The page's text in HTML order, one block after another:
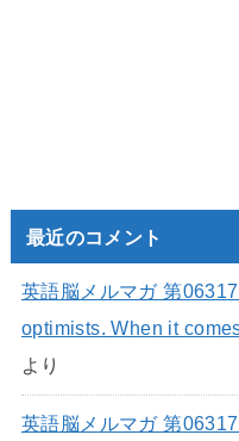
最近のコメント
英語脳メルマガ 第
optimists. When it
より
英語脳メルマガ 第